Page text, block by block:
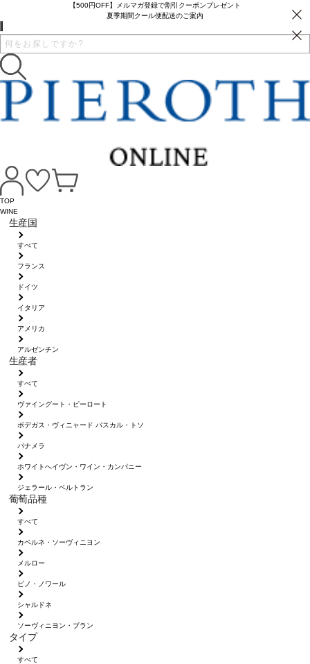
【500円OFF】メルマガ登録で割引クーポンプレゼント
夏季期間クール便配送のご案内
TOP
WINE
生産国
すべて
フランス
ドイツ
イタリア
アメリカ
アルゼンチン
生産者
すべて
ヴァイングート・ピーロート
ボデガス・ヴィニャード パスカル・トソ
パナメラ
ホワイトへイヴン・ワイン・カンパニー
ジェラール・ベルトラン
葡萄品種
すべて
カベルネ・ソーヴィニヨン
メルロー
ピノ・ノワール
シャルドネ
ソーヴィニヨン・ブラン
タイプ
すべて